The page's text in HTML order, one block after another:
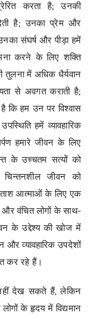
करता है; उनकी
है; उनका प्रेम और
संघर्ष और पीड़ा हमें
करने के लिए शक्ति
तुलना में अधिक धैर्यवान
से अवगत कराती है;
कि हम उन पर विश्वास
हमें व्यावहारिक
हमारे जीवन के लिए
के उच्चतम सत्यों को
जीवन को
आत्माओं के लिए एक
वंचित लोगों के साथ-
के उद्देश्य की खोज में
व्यावहारिक उपदेशों
कर रहे हैं।
नहीं देख सकते हैं, लेकिन
के हृदय में विद्यमान